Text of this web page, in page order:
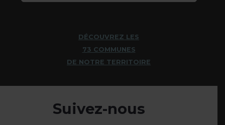
DÉCOUVREZ LES
73 COMMUNES
DE NOTRE TERRITOIRE
Suivez-nous